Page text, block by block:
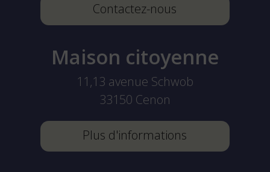
Contactez-nous
Maison citoyenne
11,13 avenue Schwob
33150 Cenon
Plus d'informations